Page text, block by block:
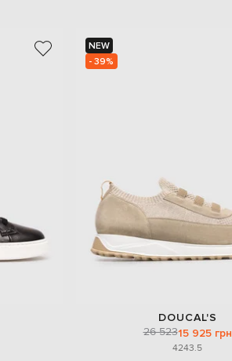
NEW
- 39%
DOUCAL'S
26 52315 925 грн
4243.5